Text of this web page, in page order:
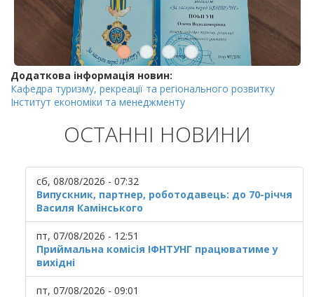
Додаткова інформація новин:
Кафедра туризму, рекреації та регіонального розвитку
Інститут економіки та менеджменту
ОСТАННІ НОВИНИ
сб, 08/08/2026 - 07:32
Випускник, партнер, роботодавець: до 70-річчя
Василя Камінського
пт, 07/08/2026 - 12:51
Приймальна комісія ІФНТУНГ працюватиме у
вихідні
пт, 07/08/2026 - 09:01